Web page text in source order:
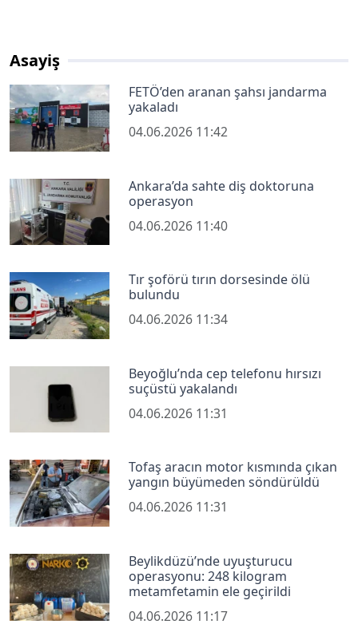
Asayiş
FETÖ’den aranan şahsı jandarma
yakaladı
04.06.2026 11:42
Ankara’da sahte diş doktoruna
operasyon
04.06.2026 11:40
Tır şoförü tırın dorsesinde ölü
bulundu
04.06.2026 11:34
Beyoğlu’nda cep telefonu hırsızı
suçüstü yakalandı
04.06.2026 11:31
Tofaş aracın motor kısmında çıkan
yangın büyümeden söndürüldü
04.06.2026 11:31
Beylikdüzü’nde uyuşturucu
operasyonu: 248 kilogram
metamfetamin ele geçirildi
04.06.2026 11:17